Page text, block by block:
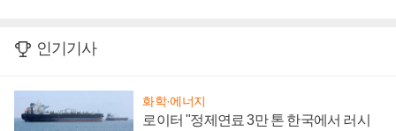
인기기사
화학·에너지
로이터 "정제연료 3만 톤 한국에서 러시